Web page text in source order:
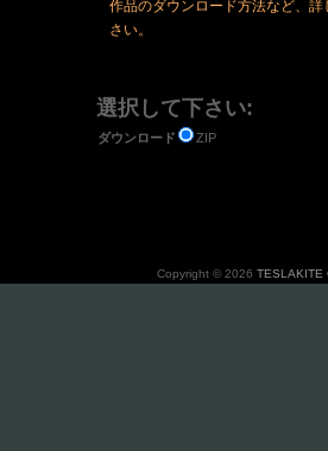
作品のダウンロード方法など、詳
さい。
選択して下さい:
ダウンロード ZIP
Copyright © 2026 TESLAKITE